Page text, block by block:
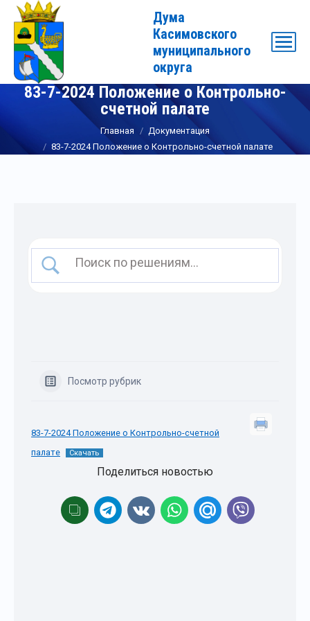
Дума
Касимовского
муниципального
округа
83-7-2024 Положение о Контрольно-
счетной палате
Главная
Документация
83-7-2024 Положение о Контрольно-счетной палате
Посмотр рубрик
83-7-2024 Положение о Контрольно-счетной
палате
Скачать
Поделиться новостью